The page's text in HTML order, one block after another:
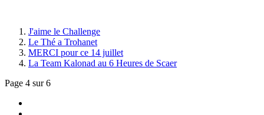
J'aime le Challenge
Le Thé a Trohanet
MERCI pour ce 14 juillet
La Team Kalonad au 6 Heures de Scaer
Page 4 sur 6